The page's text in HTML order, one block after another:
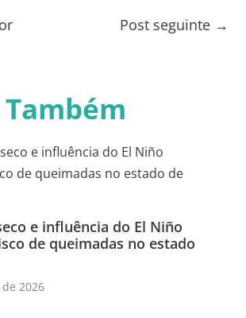
Post seguinte →
e influência do El Niño
de queimadas no estado
2026